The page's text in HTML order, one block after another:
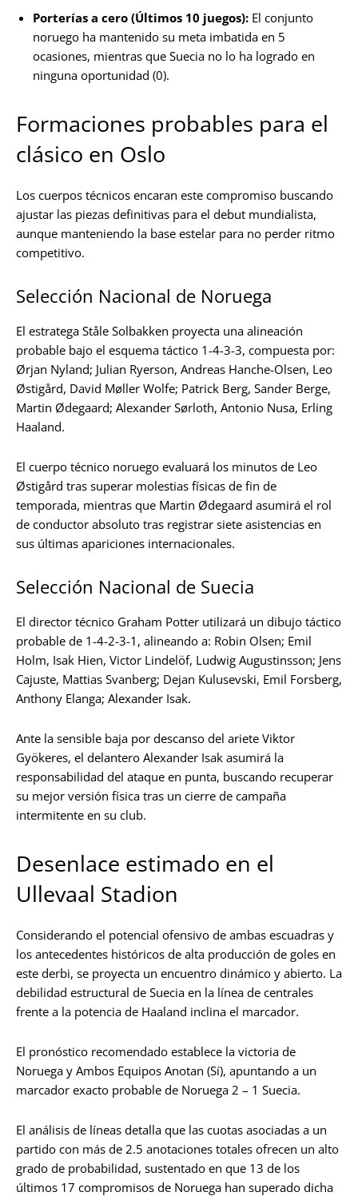
Porterías a cero (Últimos 10 juegos): El conjunto
noruego ha mantenido su meta imbatida en 5
ocasiones, mientras que Suecia no lo ha logrado en
ninguna oportunidad (0).
Formaciones probables para el
clásico en Oslo
Los cuerpos técnicos encaran este compromiso buscando
ajustar las piezas definitivas para el debut mundialista,
aunque manteniendo la base estelar para no perder ritmo
competitivo.
Selección Nacional de Noruega
El estratega Ståle Solbakken proyecta una alineación
probable bajo el esquema táctico 1-4-3-3, compuesta por:
Ørjan Nyland; Julian Ryerson, Andreas Hanche-Olsen, Leo
Østigård, David Møller Wolfe; Patrick Berg, Sander Berge,
Martin Ødegaard; Alexander Sørloth, Antonio Nusa, Erling
Haaland.
El cuerpo técnico noruego evaluará los minutos de Leo
Østigård tras superar molestias físicas de fin de
temporada, mientras que Martin Ødegaard asumirá el rol
de conductor absoluto tras registrar siete asistencias en
sus últimas apariciones internacionales.
Selección Nacional de Suecia
El director técnico Graham Potter utilizará un dibujo táctico
probable de 1-4-2-3-1, alineando a: Robin Olsen; Emil
Holm, Isak Hien, Victor Lindelöf, Ludwig Augustinsson; Jens
Cajuste, Mattias Svanberg; Dejan Kulusevski, Emil Forsberg,
Anthony Elanga; Alexander Isak.
Ante la sensible baja por descanso del ariete Viktor
Gyökeres, el delantero Alexander Isak asumirá la
responsabilidad del ataque en punta, buscando recuperar
su mejor versión física tras un cierre de campaña
intermitente en su club.
Desenlace estimado en el
Ullevaal Stadion
Considerando el potencial ofensivo de ambas escuadras y
los antecedentes históricos de alta producción de goles en
este derbi, se proyecta un encuentro dinámico y abierto. La
debilidad estructural de Suecia en la línea de centrales
frente a la potencia de Haaland inclina el marcador.
El pronóstico recomendado establece la victoria de
Noruega y Ambos Equipos Anotan (Sí), apuntando a un
marcador exacto probable de Noruega 2 – 1 Suecia.
El análisis de líneas detalla que las cuotas asociadas a un
partido con más de 2.5 anotaciones totales ofrecen un alto
grado de probabilidad, sustentado en que 13 de los
últimos 17 compromisos de Noruega han superado dicha